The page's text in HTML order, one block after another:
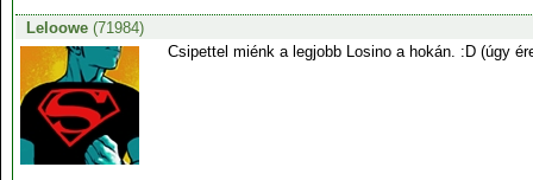
Leloowe(71984)
Csipettel miénk a legjobb Losino a hokán. :D (úgy